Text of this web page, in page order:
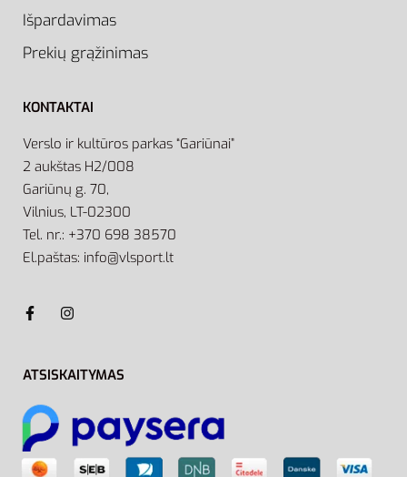
Išpardavimas
Prekių grąžinimas
KONTAKTAI
Verslo ir kultūros parkas “Gariūnai”
2 aukštas H2/008
Gariūnų g. 70,
Vilnius, LT-02300
Tel. nr.: +370 698 38570
El.paštas: info@vlsport.lt
ATSISKAITYMAS